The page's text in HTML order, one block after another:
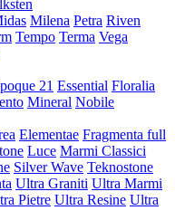
Milena Petra Riven
Tempo Terma Vega
21 Essential Floralia
Mineral Nobile
Elementae Fragmenta full
Luce Marmi Classici
Silver Wave Teknostone
Ultra Graniti Ultra Marmi
Pietre Ultra Resine Ultra